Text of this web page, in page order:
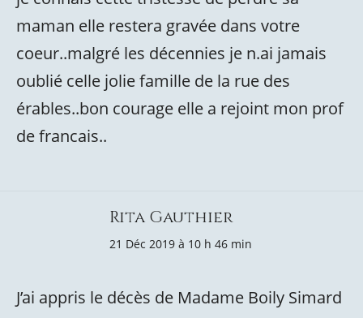
maman elle restera gravée dans votre
coeur..malgré les décennies je n.ai jamais
oublié celle jolie famille de la rue des
érables..bon courage elle a rejoint mon prof
de francais..
Rita Gauthier
21 Déc 2019 à 10 h 46 min
J’ai appris le décès de Madame Boily Simard